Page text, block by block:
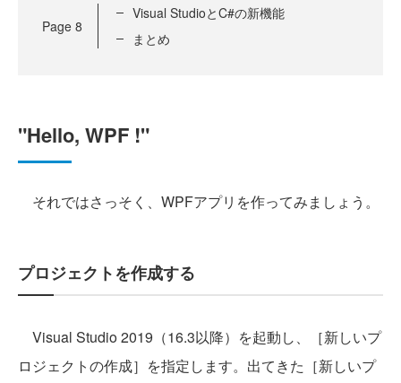
Page 8
Visual StudioとC#の新機能
まとめ
"Hello, WPF !"
それではさっそく、WPFアプリを作ってみましょう。
プロジェクトを作成する
Visual Studio 2019（16.3以降）を起動し、［新しいプ
ロジェクトの作成］を指定します。出てきた［新しいプ